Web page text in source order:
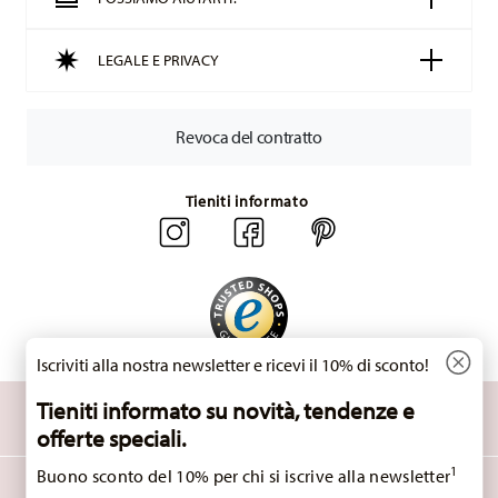
altri paesi
Fornitore del servizio di spedizione:
Spediamo con UPS
Riceverete un codice di tracciamento via e-mail
LEGALE E PRIVACY
Revoca del contratto
Tieniti informato
SCOPRI TUTTI I NOSTRI BRAND
Bellezza e funzionalità per la tua casa
TUTELA DELLA PRIVACY
Iscriviti alla nostra newsletter e ricevi il 10% di sconto!
Tieniti informato su novità, tendenze e
offerte speciali.
Buono sconto del 10% per chi si iscrive alla newsletter1